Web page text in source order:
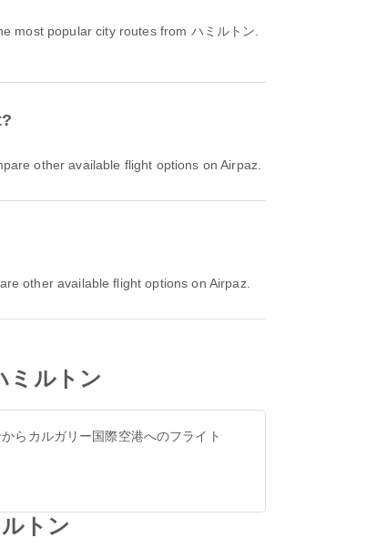
most popular city routes from ハミルトン.
other available flight options on Airpaz.
other available flight options on Airpaz.
ルトン
らカルガリー国際空港へのフライト
トン